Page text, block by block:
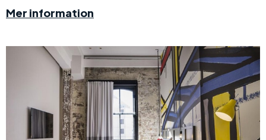
Mer information